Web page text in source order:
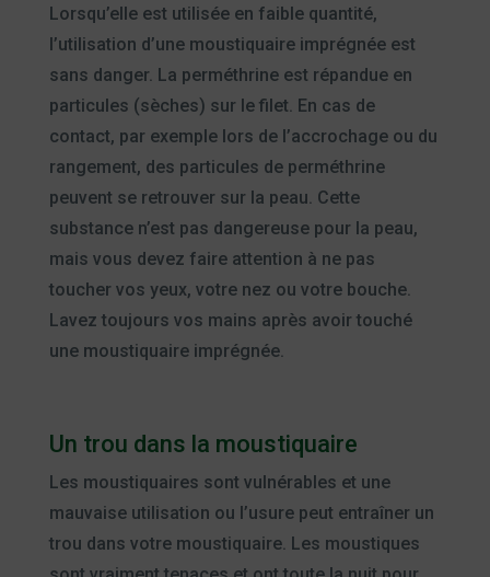
Lorsqu’elle est utilisée en faible quantité,
l’utilisation d’une moustiquaire imprégnée est
sans danger. La perméthrine est répandue en
particules (sèches) sur le filet. En cas de
contact, par exemple lors de l’accrochage ou du
rangement, des particules de perméthrine
peuvent se retrouver sur la peau. Cette
substance n’est pas dangereuse pour la peau,
mais vous devez faire attention à ne pas
toucher vos yeux, votre nez ou votre bouche.
Lavez toujours vos mains après avoir touché
une moustiquaire imprégnée.
Un trou dans la moustiquaire
Les moustiquaires sont vulnérables et une
mauvaise utilisation ou l’usure peut entraîner un
trou dans votre moustiquaire. Les moustiques